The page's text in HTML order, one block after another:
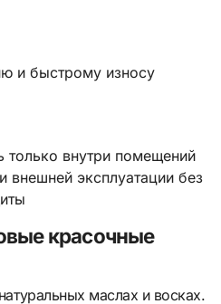
и быстрому износу
только внутри помещений
внешней эксплуатации без
красочные
маслах и восках.